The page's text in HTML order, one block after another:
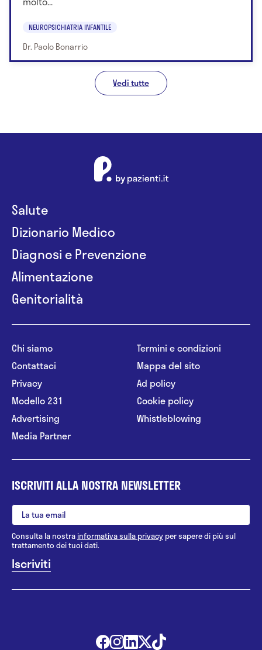
NEUROPSICHIATRIA INFANTILE
Dr. Paolo Bonarrio
Vedi tutte
Salute
Dizionario Medico
Diagnosi e Prevenzione
Alimentazione
Genitorialità
Chi siamo
Contattaci
Privacy
Modello 231
Advertising
Media Partner
Termini e condizioni
Mappa del sito
Ad policy
Cookie policy
Whistleblowing
ISCRIVITI ALLA NOSTRA NEWSLETTER
Consulta la nostrainformativa sulla privacy per sapere di più sul
trattamento dei tuoi dati.